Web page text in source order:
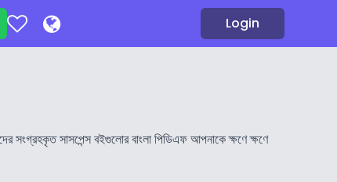
Login
সংগ্রহকৃত সাসপেন্স বইগুলোর বাংলা পিডিএফ আপনাকে ক্ষণে ক্ষণে